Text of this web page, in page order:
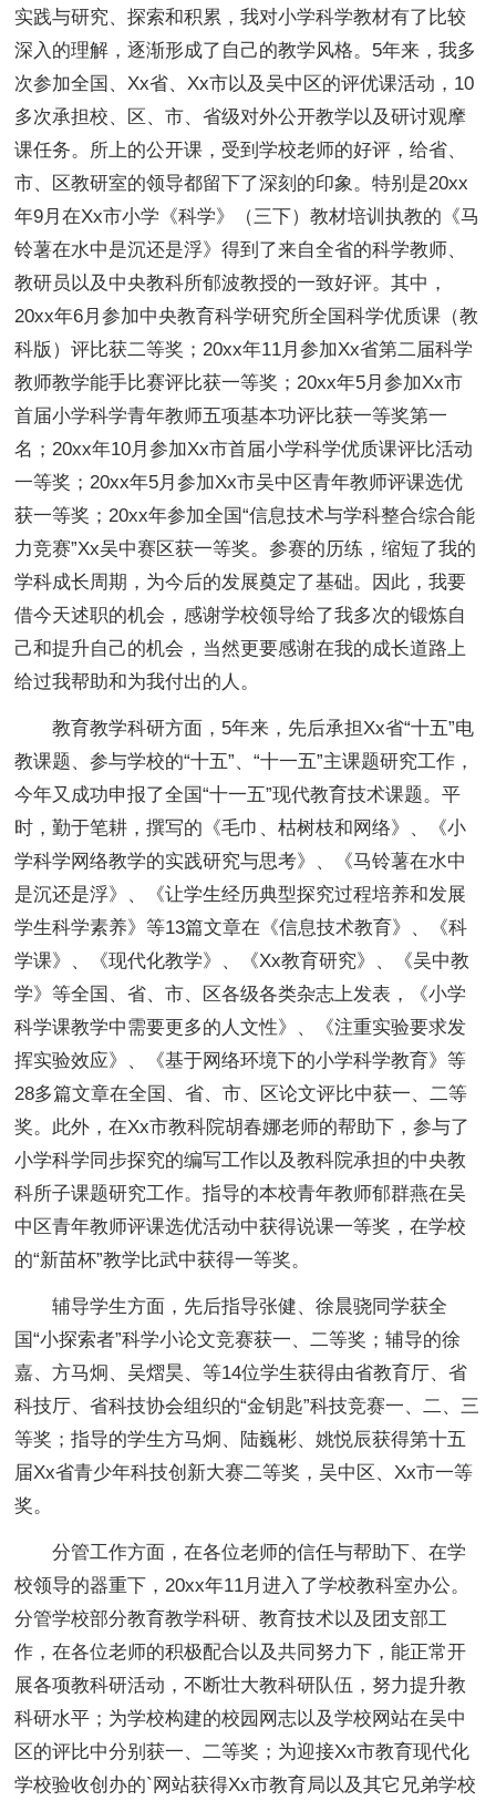
实践与研究、探索和积累，我对小学科学教材有了比较
深入的理解，逐渐形成了自己的教学风格。5年来，我多
次参加全国、Xx省、Xx市以及吴中区的评优课活动，10
多次承担校、区、市、省级对外公开教学以及研讨观摩
课任务。所上的公开课，受到学校老师的好评，给省、
市、区教研室的领导都留下了深刻的印象。特别是20xx
年9月在Xx市小学《科学》（三下）教材培训执教的《马
铃薯在水中是沉还是浮》得到了来自全省的科学教师、
教研员以及中央教科所郁波教授的一致好评。其中，
20xx年6月参加中央教育科学研究所全国科学优质课（教
科版）评比获二等奖；20xx年11月参加Xx省第二届科学
教师教学能手比赛评比获一等奖；20xx年5月参加Xx市
首届小学科学青年教师五项基本功评比获一等奖第一
名；20xx年10月参加Xx市首届小学科学优质课评比活动
一等奖；20xx年5月参加Xx市吴中区青年教师评课选优
获一等奖；20xx年参加全国“信息技术与学科整合综合能
力竞赛”Xx吴中赛区获一等奖。参赛的历练，缩短了我的
学科成长周期，为今后的发展奠定了基础。因此，我要
借今天述职的机会，感谢学校领导给了我多次的锻炼自
己和提升自己的机会，当然更要感谢在我的成长道路上
给过我帮助和为我付出的人。
教育教学科研方面，5年来，先后承担Xx省“十五”电
教课题、参与学校的“十五”、“十一五”主课题研究工作，
今年又成功申报了全国“十一五”现代教育技术课题。平
时，勤于笔耕，撰写的《毛巾、枯树枝和网络》、《小
学科学网络教学的实践研究与思考》、《马铃薯在水中
是沉还是浮》、《让学生经历典型探究过程培养和发展
学生科学素养》等13篇文章在《信息技术教育》、《科
学课》、《现代化教学》、《Xx教育研究》、《吴中教
学》等全国、省、市、区各级各类杂志上发表，《小学
科学课教学中需要更多的人文性》、《注重实验要求发
挥实验效应》、《基于网络环境下的小学科学教育》等
28多篇文章在全国、省、市、区论文评比中获一、二等
奖。此外，在Xx市教科院胡春娜老师的帮助下，参与了
小学科学同步探究的编写工作以及教科院承担的中央教
科所子课题研究工作。指导的本校青年教师郁群燕在吴
中区青年教师评课选优活动中获得说课一等奖，在学校
的“新苗杯”教学比武中获得一等奖。
辅导学生方面，先后指导张健、徐晨骁同学获全
国“小探索者”科学小论文竞赛获一、二等奖；辅导的徐
嘉、方马炯、吴熠昊、等14位学生获得由省教育厅、省
科技厅、省科技协会组织的“金钥匙”科技竞赛一、二、三
等奖；指导的学生方马炯、陆巍彬、姚悦辰获得第十五
届Xx省青少年科技创新大赛二等奖，吴中区、Xx市一等
奖。
分管工作方面，在各位老师的信任与帮助下、在学
校领导的器重下，20xx年11月进入了学校教科室办公。
分管学校部分教育教学科研、教育技术以及团支部工
作，在各位老师的积极配合以及共同努力下，能正常开
展各项教科研活动，不断壮大教科研队伍，努力提升教
科研水平；为学校构建的校园网志以及学校网站在吴中
区的评比中分别获一、二等奖；为迎接Xx市教育现代化
学校验收创办的`网站获得Xx市教育局以及其它兄弟学校